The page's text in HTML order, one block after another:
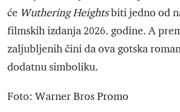
će Wuthering Heightsbiti jedno od
filmskih izdanja 2026. godine. A
zaljubljenih čini da ova gotska
dodatnu simboliku.
Foto: Warner Bros Promo